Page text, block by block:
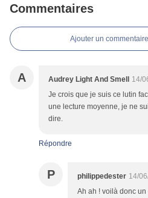
Commentaires
Ajouter un commentaire
A Audrey Light And Smell
14/
Je crois que je suis ce lutin
une lecture moyenne, je ne
dire.
Répondre
P philippedester 14/
Ah ah ! voilà donc